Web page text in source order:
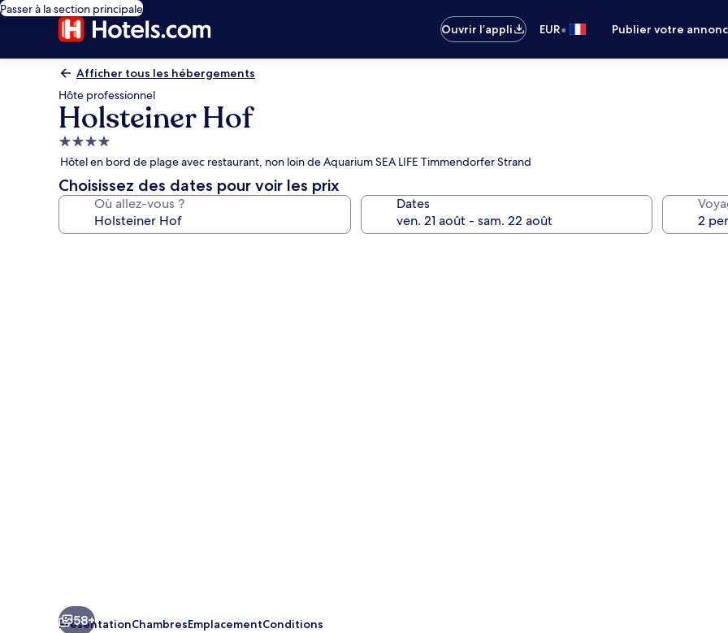
Passer à la section principale
Ouvrir l’appli
EUR• Publier votre
Afficher tous les hébergements
Hôte professionnel
Holsteiner Hof
Hébergement
4.0 étoiles
Hôtel en bord de plage avec restaurant, non loin de Aquarium SEA LIFE Timmendorfer Strand
Choisissez des dates pour voir les prix
Où allez-vous ? Dates
58+
PrésentationChambresEmplacementConditions